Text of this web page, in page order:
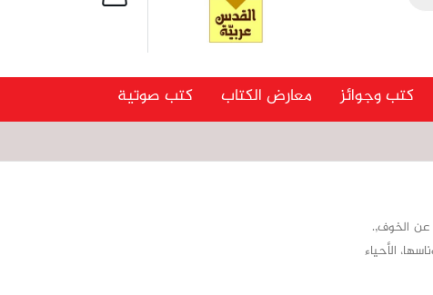
كتب وجوائز معارض الكتاب كتب صوتية
عن الخوف,.
الأحياء